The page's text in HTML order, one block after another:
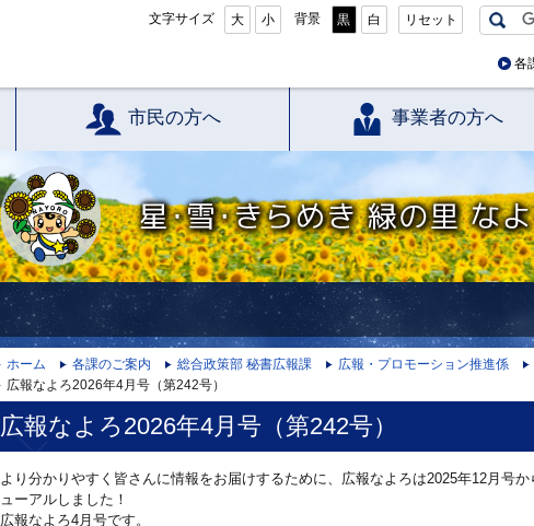
文字サイズ 大 小 背景 黒 白 リセット
各
市民の方へ 事業者の方へ
星・雪・きらめき 緑の里 なよろ
ホーム 各課のご案内 総合政策部 秘書広報課
広報・プロモーション推進係
広報なよろ2026年4月号（第242号）
広報なよろ2026年4月号（第242号）
より分かりやすく皆さんに情報をお届けするために、広報なよろは2025年12月号か
ューアルしました！
広報なよろ4月号です。